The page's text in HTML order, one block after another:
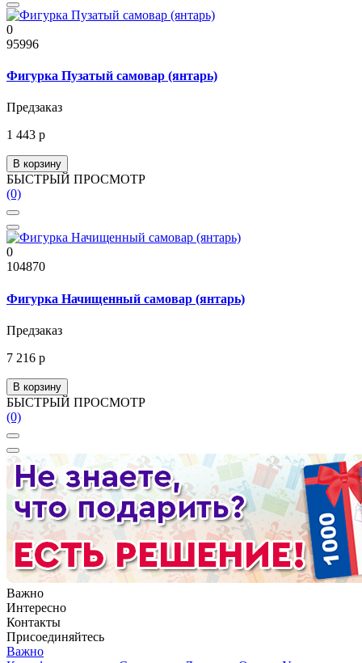
0
95996
Фигурка Пузатый самовар (янтарь)
Предзаказ
1 443 р
В корзину
БЫСТРЫЙ ПРОСМОТР
(0)
0
104870
Фигурка Начищенный самовар (янтарь)
Предзаказ
7 216 р
В корзину
БЫСТРЫЙ ПРОСМОТР
(0)
Важно
Интересно
Контакты
Присоединяйтесь
Важно